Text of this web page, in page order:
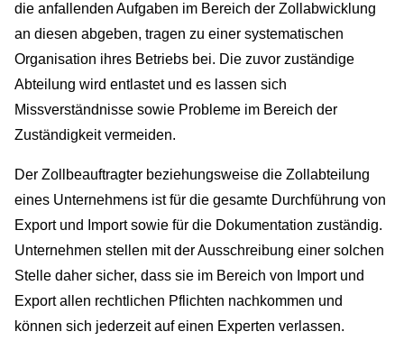
die anfallenden Aufgaben im Bereich der Zollabwicklung
an diesen abgeben, tragen zu einer systematischen
Organisation ihres Betriebs bei. Die zuvor zuständige
Abteilung wird entlastet und es lassen sich
Missverständnisse sowie Probleme im Bereich der
Zuständigkeit vermeiden.
Der Zollbeauftragter beziehungsweise die Zollabteilung
eines Unternehmens ist für die gesamte Durchführung von
Export und Import sowie für die Dokumentation zuständig.
Unternehmen stellen mit der Ausschreibung einer solchen
Stelle daher sicher, dass sie im Bereich von Import und
Export allen rechtlichen Pflichten nachkommen und
können sich jederzeit auf einen Experten verlassen.